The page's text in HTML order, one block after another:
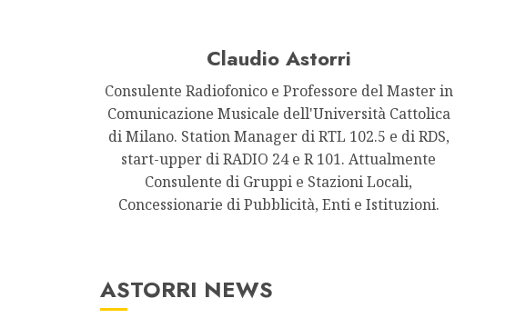
Claudio Astorri
Consulente Radiofonico e Professore del Master in
Comunicazione Musicale dell'Università Cattolica
di Milano. Station Manager di RTL 102.5 e di RDS,
start-upper di RADIO 24 e R 101. Attualmente
Consulente di Gruppi e Stazioni Locali,
Concessionarie di Pubblicità, Enti e Istituzioni.
ASTORRI NEWS